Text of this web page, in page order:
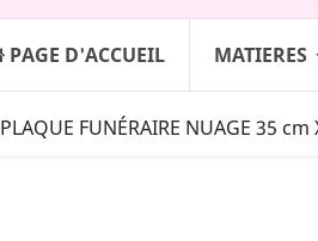
PAGE D'ACCUEIL MATIERES
PLAQUE FUNÉRAIRE NUAGE 35